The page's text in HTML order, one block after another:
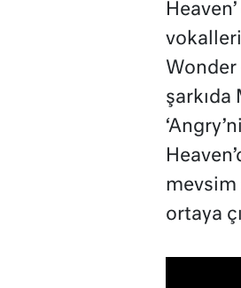
Wonder
şarkıda
mevsim
ortaya